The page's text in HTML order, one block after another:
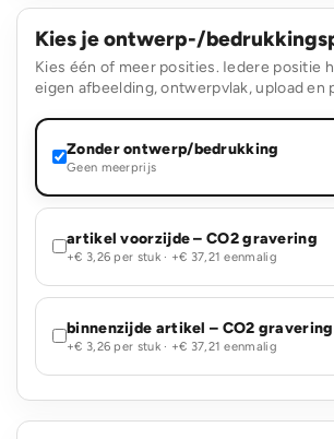
Kies je ontwerp-/
Kies één of meer posities. Iedere positie
eigen afbeelding, ontwerpvlak, upload en
Zonder ontwerp/bedrukking
Geen meerprijs
artikel voorzijde – CO2 gravering
+€ 3,26 per stuk · +€ 37,21 eenmalig
binnenzijde artikel – CO2 gravering
+€ 3,26 per stuk · +€ 37,21 eenmalig